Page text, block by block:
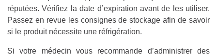
réputées. Vérifiez la date d’expiration avant de les utiliser.
Passez en revue les consignes de stockage afin de savoir
si le produit nécessite une réfrigération.
Si votre médecin vous recommande d’administrer des